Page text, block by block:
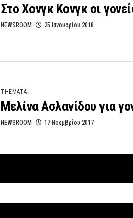
Στο Χονγκ Κονγκ οι
NEWSROOM 25 Ιανουαρίου 2018
THEMATA
Μελίνα Ασλανίδου για
NEWSROOM 17 Νοεμβρίου 2017